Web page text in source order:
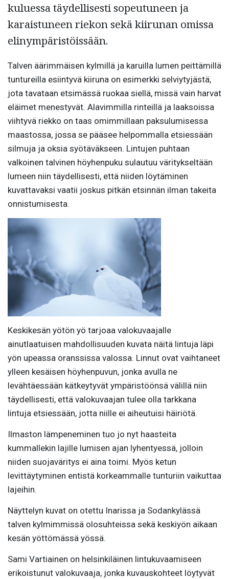
kuluessa täydellisesti sopeutuneen ja
karaistuneen riekon sekä kiirunan omissa
elinympäristöissään.
Talven äärimmäisen kylmillä ja karuilla lumen peittämillä
tuntureilla esiintyvä kiiruna on esimerkki selviytyjästä,
jota tavataan etsimässä ruokaa siellä, missä vain harvat
eläimet menestyvät. Alavimmilla rinteillä ja laaksoissa
viihtyvä riekko on taas omimmillaan paksulumisessa
maastossa, jossa se pääsee helpommalla etsiessään
silmuja ja oksia syötäväkseen. Lintujen puhtaan
valkoinen talvinen höyhenpuku sulautuu väritykseltään
lumeen niin täydellisesti, että niiden löytäminen
kuvattavaksi vaatii joskus pitkän etsinnän ilman takeita
onnistumisesta.
Keskikesän yötön yö tarjoaa valokuvaajalle
ainutlaatuisen mahdollisuuden kuvata näitä lintuja läpi
yön upeassa oranssissa valossa. Linnut ovat vaihtaneet
ylleen kesäisen höyhenpuvun, jonka avulla ne
levähtäessään kätkeytyvät ympäristöönsä välillä niin
täydellisesti, että valokuvaajan tulee olla tarkkana
lintuja etsiessään, jotta niille ei aiheutuisi häiriötä.
Ilmaston lämpeneminen tuo jo nyt haasteita
kummallekin lajille lumisen ajan lyhentyessä, jolloin
niiden suojaväritys ei aina toimi. Myös ketun
levittäytyminen entistä korkeammalle tunturiin vaikuttaa
lajeihin.
Näyttelyn kuvat on otettu Inarissa ja Sodankylässä
talven kylmimmissä olosuhteissa sekä keskiyön aikaan
kesän yöttömässä yössä.
Sami Vartiainen on helsinkiläinen lintukuvaamiseen
erikoistunut valokuvaaja, jonka kuvauskohteet löytyvät